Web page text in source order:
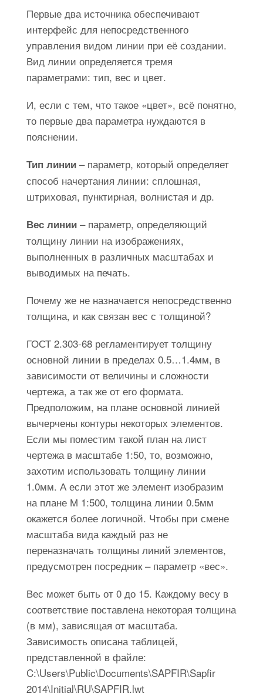
Первые два источника обеспечивают
интерфейс для непосредственного
управления видом линии при её создании.
Вид линии определяется тремя
параметрами: тип, вес и цвет.
И, если с тем, что такое «цвет», всё понятно,
то первые два параметра нуждаются в
пояснении.
Тип линии – параметр, который определяет
способ начертания линии: сплошная,
штриховая, пунктирная, волнистая и др.
Вес линии – параметр, определяющий
толщину линии на изображениях,
выполненных в различных масштабах и
выводимых на печать.
Почему же не назначается непосредственно
толщина, и как связан вес с толщиной?
ГОСТ 2.303-68 регламентирует толщину
основной линии в пределах 0.5…1.4мм, в
зависимости от величины и сложности
чертежа, а так же от его формата.
Предположим, на плане основной линией
вычерчены контуры некоторых элементов.
Если мы поместим такой план на лист
чертежа в масштабе 1:50, то, возможно,
захотим использовать толщину линии
1.0мм. А если этот же элемент изобразим
на плане М 1:500, толщина линии 0.5мм
окажется более логичной. Чтобы при смене
масштаба вида каждый раз не
переназначать толщины линий элементов,
предусмотрен посредник – параметр «вес».
Вес может быть от 0 до 15. Каждому весу в
соответствие поставлена некоторая толщина
(в мм), зависящая от масштаба.
Зависимость описана таблицей,
представленной в файле:
C:\Users\Public\Documents\SAPFIR\Sapfir
2014\Initial\RU\SAPFIR.lwt